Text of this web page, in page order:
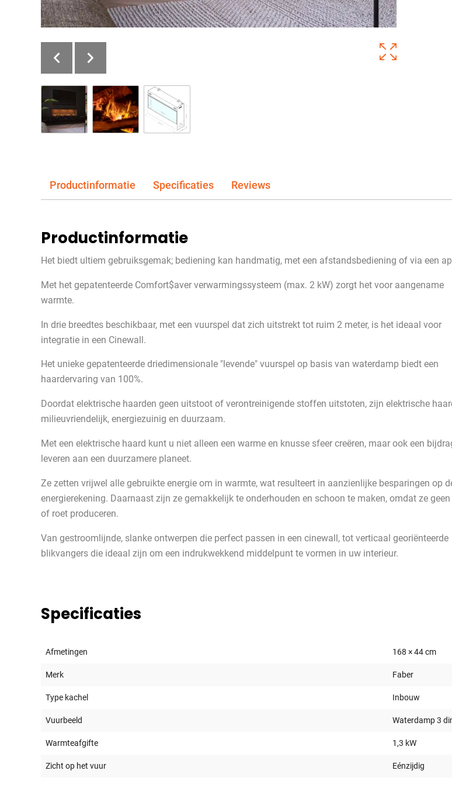
Productinformatie Specificaties Reviews
Productinformatie
Het biedt ultiem gebruiksgemak; bediening kan handmatig, met een afstandsbediening of via een
Met het gepatenteerde Comfort$aver verwarmingssysteem (max. 2 kW) zorgt het voor aangename
warmte.
In drie breedtes beschikbaar, met een vuurspel dat zich uitstrekt tot ruim 2 meter, is het ideaal voor
integratie in een Cinewall.
Het unieke gepatenteerde driedimensionale "levende" vuurspel op basis van waterdamp biedt een
haardervaring van 100%.
Doordat elektrische haarden geen uitstoot of verontreinigende stoffen uitstoten, zijn elektrische
milieuvriendelijk, energiezuinig en duurzaam.
Met een elektrische haard kunt u niet alleen een warme en knusse sfeer creëren, maar ook een
leveren aan een duurzamere planeet.
Ze zetten vrijwel alle gebruikte energie om in warmte, wat resulteert in aanzienlijke besparingen op
energierekening. Daarnaast zijn ze gemakkelijk te onderhouden en schoon te maken, omdat ze
of roet produceren.
Van gestroomlijnde, slanke ontwerpen die perfect passen in een cinewall, tot verticaal georiënteerde
blikvangers die ideaal zijn om een indrukwekkend middelpunt te vormen in uw interieur.
Specificaties
Afmetingen 168 × 44 cm
Merk Faber
Type kachel Inbouw
Vuurbeeld Waterdamp 3
Warmteafgifte 1,3 kW
Zicht op het vuur Eénzijdig